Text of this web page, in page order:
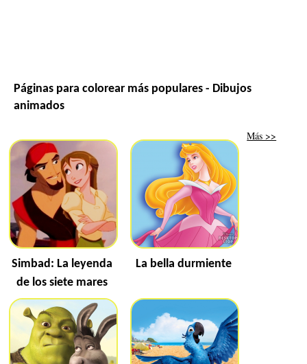
Páginas para colorear más populares - Dibujos
animados
Simbad: La leyenda
de los siete mares
La bella durmiente
Más >>